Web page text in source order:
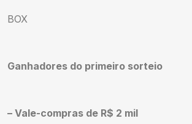
BOX
Ganhadores do primeiro sorteio
– Vale-compras de R$ 2 mil